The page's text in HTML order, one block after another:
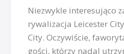
Niezwykle interesująco
rywalizacja Leicester
City. Oczywiście,
gości, którzy nadal